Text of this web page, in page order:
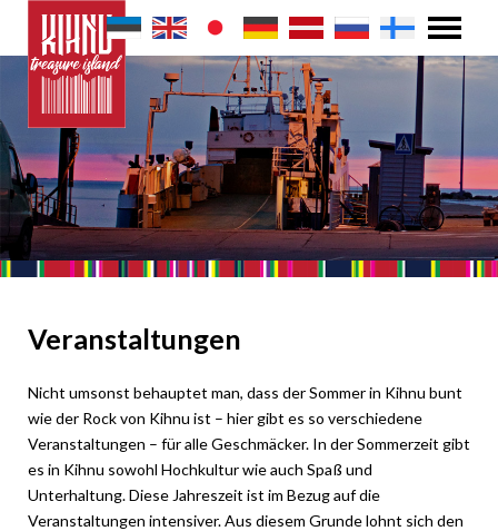
Veranstaltungen
Nicht umsonst behauptet man, dass der Sommer in Kihnu bunt
wie der Rock von Kihnu ist – hier gibt es so verschiedene
Veranstaltungen – für alle Geschmäcker. In der Sommerzeit gibt
es in Kihnu sowohl Hochkultur wie auch Spaß und
Unterhaltung. Diese Jahreszeit ist im Bezug auf die
Veranstaltungen intensiver. Aus diesem Grunde lohnt sich den